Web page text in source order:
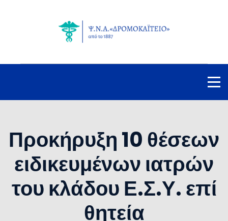
Προκήρυξη 10 θέσεων
ειδικευμένων ιατρών
του κλάδου Ε.Σ.Υ. επί
θητεία